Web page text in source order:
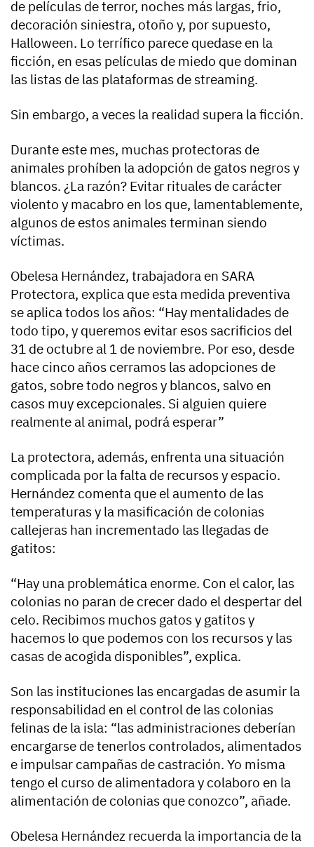
de películas de terror, noches más largas, frio,
decoración siniestra, otoño y, por supuesto,
Halloween. Lo terrífico parece quedase en la
ficción, en esas películas de miedo que dominan
las listas de las plataformas de streaming.
Sin embargo, a veces la realidad supera la ficción.
Durante este mes, muchas protectoras de
animales prohíben la adopción de gatos negros y
blancos. ¿La razón? Evitar rituales de carácter
violento y macabro en los que, lamentablemente,
algunos de estos animales terminan siendo
víctimas.
Obelesa Hernández, trabajadora en SARA
Protectora, explica que esta medida preventiva
se aplica todos los años: “Hay mentalidades de
todo tipo, y queremos evitar esos sacrificios del
31 de octubre al 1 de noviembre. Por eso, desde
hace cinco años cerramos las adopciones de
gatos, sobre todo negros y blancos, salvo en
casos muy excepcionales. Si alguien quiere
realmente al animal, podrá esperar”
La protectora, además, enfrenta una situación
complicada por la falta de recursos y espacio.
Hernández comenta que el aumento de las
temperaturas y la masificación de colonias
callejeras han incrementado las llegadas de
gatitos:
“Hay una problemática enorme. Con el calor, las
colonias no paran de crecer dado el despertar del
celo. Recibimos muchos gatos y gatitos y
hacemos lo que podemos con los recursos y las
casas de acogida disponibles”, explica.
Son las instituciones las encargadas de asumir la
responsabilidad en el control de las colonias
felinas de la isla: “las administraciones deberían
encargarse de tenerlos controlados, alimentados
e impulsar campañas de castración. Yo misma
tengo el curso de alimentadora y colaboro en la
alimentación de colonias que conozco”, añade.
Obelesa Hernández recuerda la importancia de la